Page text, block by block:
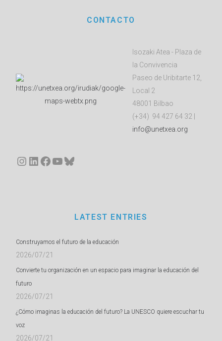
CONTACTO
Isozaki Atea - Plaza de
la Convivencia
Paseo de Uribitarte 12,
Local 2
48001 Bilbao
(+34) 94 427 64 32 |
info@unetxea.org
Instagram
LinkedIn
Facebook
YouTube
Bluesky
LATEST ENTRIES
Construyamos el futuro de la educación
2026/07/21
Convierte tu organización en un espacio para imaginar la educación del
futuro
2026/07/21
¿Cómo imaginas la educación del futuro? La UNESCO quiere escuchar tu
voz
2026/07/21